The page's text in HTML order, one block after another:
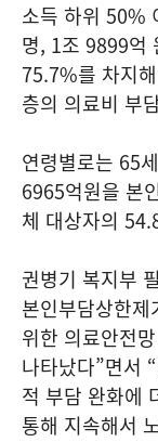
소득 하위 50%
명, 1조 9899억
75.7%를 차지
층의 의료비 부
연령별로는 65
6965억원을 본
체 대상자의
권병기 복지부
본인부담상한
위한 의료안전
나타났다”면서
적 부담 완화에
통해 지속해서